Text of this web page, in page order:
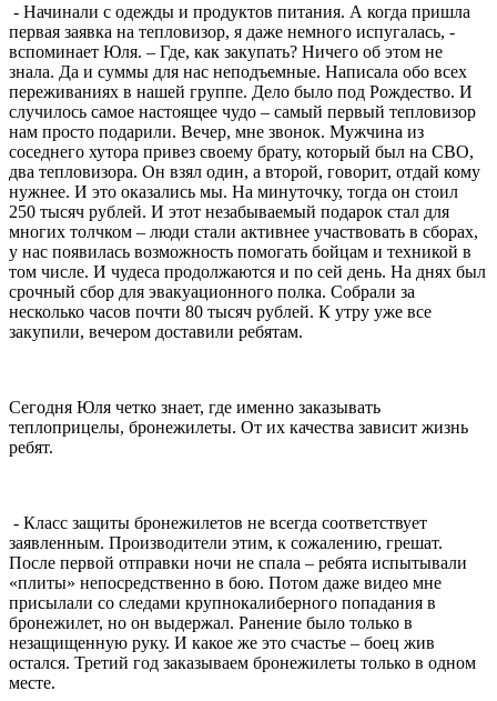
- Начинали с одежды и продуктов питания. А когда пришла
первая заявка на тепловизор, я даже немного испугалась, -
вспоминает Юля. – Где, как закупать? Ничего об этом не
знала. Да и суммы для нас неподъемные. Написала обо всех
переживаниях в нашей группе. Дело было под Рождество. И
случилось самое настоящее чудо – самый первый тепловизор
нам просто подарили. Вечер, мне звонок. Мужчина из
соседнего хутора привез своему брату, который был на СВО,
два тепловизора. Он взял один, а второй, говорит, отдай кому
нужнее. И это оказались мы. На минуточку, тогда он стоил
250 тысяч рублей. И этот незабываемый подарок стал для
многих толчком – люди стали активнее участвовать в сборах,
у нас появилась возможность помогать бойцам и техникой в
том числе. И чудеса продолжаются и по сей день. На днях был
срочный сбор для эвакуационного полка. Собрали за
несколько часов почти 80 тысяч рублей. К утру уже все
закупили, вечером доставили ребятам.
Сегодня Юля четко знает, где именно заказывать
теплоприцелы, бронежилеты. От их качества зависит жизнь
ребят.
- Класс защиты бронежилетов не всегда соответствует
заявленным. Производители этим, к сожалению, грешат.
После первой отправки ночи не спала – ребята испытывали
«плиты» непосредственно в бою. Потом даже видео мне
присылали со следами крупнокалиберного попадания в
бронежилет, но он выдержал. Ранение было только в
незащищенную руку. И какое же это счастье – боец жив
остался. Третий год заказываем бронежилеты только в одном
месте.